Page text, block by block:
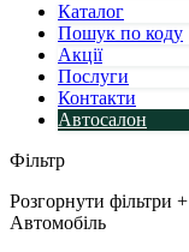
Каталог
Пошук по коду
Акції
Послуги
Контакти
Автосалон
Фільтр
Розгорнути фільтри +
Автомобіль